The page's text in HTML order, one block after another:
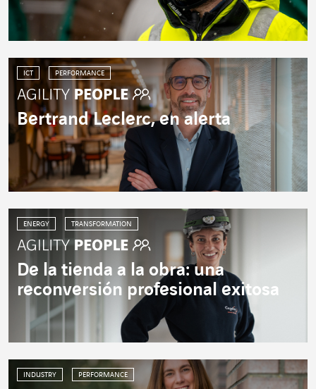
ICT PERFORMANCE
Bertrand Leclerc, en alerta
ENERGY TRANSFORMATION
De la tienda a la obra: una
reconversión profesional exitosa
INDUSTRY PERFORMANCE